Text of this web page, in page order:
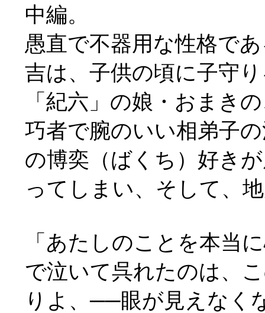
中編。
愚直で不器用な性格で
吉は、子供の頃に子守
「紀六」の娘・おまき
巧者で腕のいい相弟子
の博奕（ばくち）好き
ってしまい、そして、
「あたしのことを本当
で泣いて呉れたのは、
りよ、──眼が見えなく